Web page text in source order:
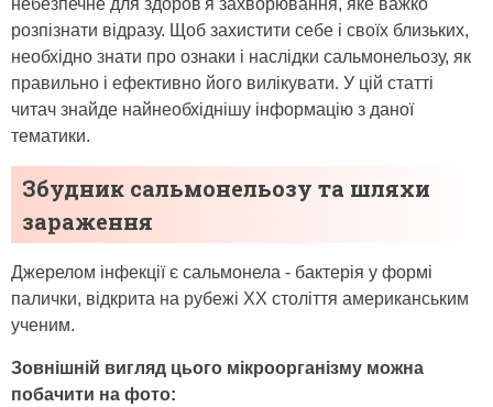
небезпечне для здоров'я захворювання, яке важко
розпізнати відразу. Щоб захистити себе і своїх близьких,
необхідно знати про ознаки і наслідки сальмонельозу, як
правильно і ефективно його вилікувати. У цій статті
читач знайде найнеобхіднішу інформацію з даної
тематики.
Збудник сальмонельозу та шляхи
зараження
Джерелом інфекції є сальмонела - бактерія у формі
палички, відкрита на рубежі XX століття американським
ученим.
Зовнішній вигляд цього мікроорганізму можна
побачити на фото: